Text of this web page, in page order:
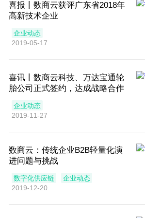
喜报丨数商云获评广东省2018年
高新技术企业
企业动态
2019-05-17
喜讯丨数商云科技、万达宝通轮
胎公司正式签约，达成战略合作
企业动态
2019-11-27
数商云：传统企业B2B轻量化演
进问题与挑战
数字化供应链
企业动态
2019-12-20